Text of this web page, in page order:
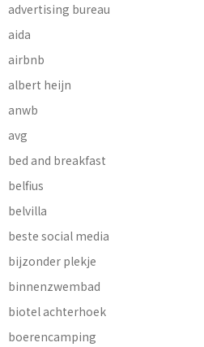
advertising bureau
aida
airbnb
albert heijn
anwb
avg
bed and breakfast
belfius
belvilla
beste social media
bijzonder plekje
binnenzwembad
biotel achterhoek
boerencamping